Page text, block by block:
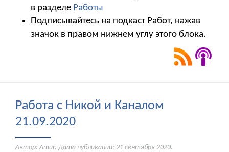
в разделе Работы
Подписывайтесь на подкаст Работ, нажав
значок в правом нижнем углу этого блока.
Работа с Никой и Каналом
21.09.2020
Автор: Amur. Дата публикации: 21 сентября 2020.